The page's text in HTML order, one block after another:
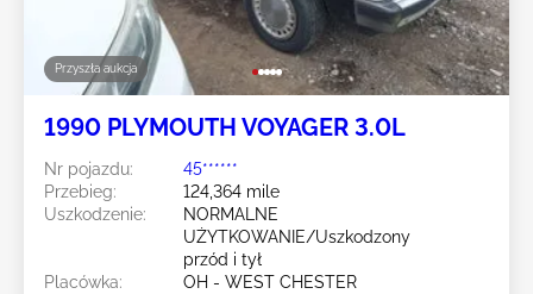
Przyszła aukcja
1990 PLYMOUTH VOYAGER 3.0L
Nr pojazdu:
45******
Przebieg:
124,364 mile
Uszkodzenie:
NORMALNE
UŻYTKOWANIE/Uszkodzony
przód i tył
Placówka:
OH - WEST CHESTER